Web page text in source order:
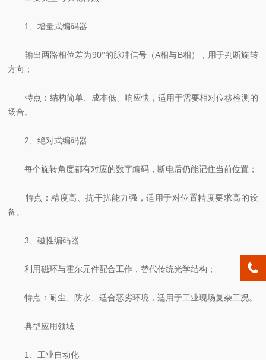
1、增量式编码器
输出两路相位差为90°的脉冲信号（A相与B相），用于判断旋转
方向；
特点：结构简单、成本低、响应快，适用于需要相对位移检测的
场合。
2、绝对式编码器
每个旋转角度都有对应的数字编码，断电后仍能记住当前位置；
特点：精度高、抗干扰能力强，适用于对位置精度要求高的设
备。
3、磁性编码器
利用磁环与霍尔元件配合工作，替代传统光学结构；
特点：耐尘、防水、适合恶劣环境，适用于工业现场复杂工况。
典型应用领域
1、工业自动化